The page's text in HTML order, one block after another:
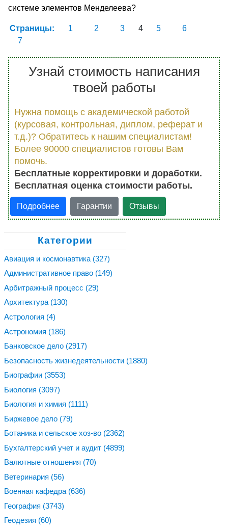
системе элементов Менделеева?
Страницы: 1 2 3 4 5
6
7
Узнай стоимость написания
твоей работы
Нужна помощь с академической работой
(курсовая, контрольная, диплом, реферат и
т.д.)? Обратитесь к нашим специалистам!
Более 90000 специалистов готовы Вам
помочь.
Бесплатные корректировки и доработки.
Бесплатная оценка стоимости работы.
Подробнее Гарантии Отзывы
Категории
Авиация и космонавтика (327)
Административное право (149)
Арбитражный процесс (29)
Архитектура (130)
Астрология (4)
Астрономия (186)
Банковское дело (2917)
Безопасность жизнедеятельности (1880)
Биографии (3553)
Биология (3097)
Биология и химия (1111)
Биржевое дело (79)
Ботаника и сельское хоз-во (2362)
Бухгалтерский учет и аудит (4899)
Валютные отношения (70)
Ветеринария (56)
Военная кафедра (636)
География (3743)
Геодезия (60)